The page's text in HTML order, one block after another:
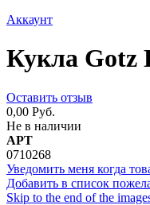
Аккаунт
Кукла Gotz
Оставить отзыв
0,00 Руб.
Не в наличии
АРТ
0710268
Уведомить меня когда
Добавить в список
Skip to the end of the